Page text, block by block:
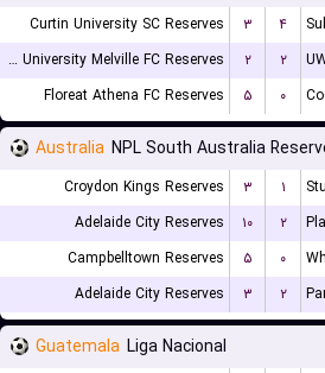
Curtin University SC Reserves ۳ ۴
Murdoch University Melville FC Reserves
۲ ۲
Floreat Athena FC Reserves
۵ ۰
Australia NPL South Australia
Croydon Kings Reserves ۳ ۱
Adelaide City Reserves
۱۰ ۲
Campbelltown Reserves
۵ ۰
Adelaide City Reserves
۳ ۲
Guatemala Liga Nacional